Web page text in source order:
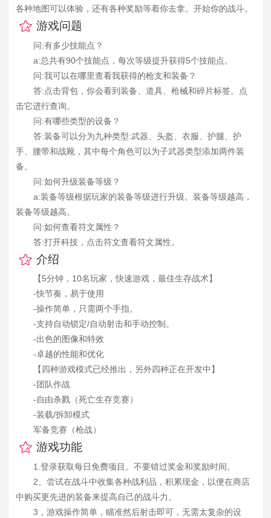
各种地图可以体验，还有各种奖励等着你去拿。开始你的战斗。
游戏问题
问:有多少技能点？
a:总共有90个技能点，每次等级提升获得5个技能点。
问:我可以在哪里查看我获得的枪支和装备？
答:点击背包，你会看到装备、道具、枪械和碎片标签。点
击它进行查询。
问:有哪些类型的设备？
答:装备可以分为九种类型:武器、头盔、衣服、护腿、护
手、腰带和战靴，其中每个角色可以为子武器类型添加两件装
备。
问:如何升级装备等级？
a:装备等级根据玩家的装备等级进行升级。装备等级越高，
装备等级越高。
问:如何查看符文属性？
答:打开科技，点击符文查看符文属性。
介绍
【5分钟，10名玩家，快速游戏，最佳生存战术】
-快节奏，易于使用
-操作简单，只需两个手指。
-支持自动锁定/自动射击和手动控制。
-出色的图像和特效
-卓越的性能和优化
【四种游戏模式已经推出，另外四种正在开发中】
-团队作战
-自由杀戮（死亡生存竞赛）
-装载/拆卸模式
军备竞赛（枪战）
游戏功能
1.登录获取每日免费项目。不要错过奖金和奖励时间。
2、尝试在战斗中收集各种战利品，积累现金，以便在商店
中购买更先进的装备来提高自己的战斗力。
3，游戏操作简单，瞄准然后射击即可，无需太复杂的设